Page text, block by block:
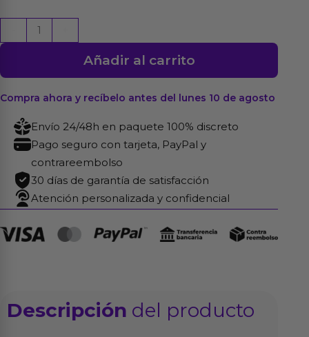
Sharky
Plug
Silicona
12
3.5
cantidad
Añadir al carrito
Compra ahora y recíbelo antes del lunes 10 de agosto
Envío 24/48h en paquete 100% discreto
Pago seguro con tarjeta, PayPal y
contrareembolso
30 días de garantía de satisfacción
Atención personalizada y confidencial
Descripción del producto